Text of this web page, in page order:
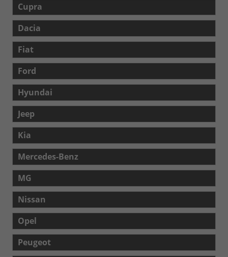
Cupra
Dacia
Fiat
Ford
Hyundai
Jeep
Kia
Mercedes-Benz
MG
Nissan
Opel
Peugeot